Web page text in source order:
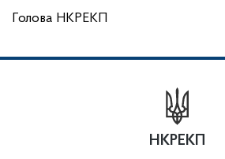
Голова НКРЕКП
НКРЕКП